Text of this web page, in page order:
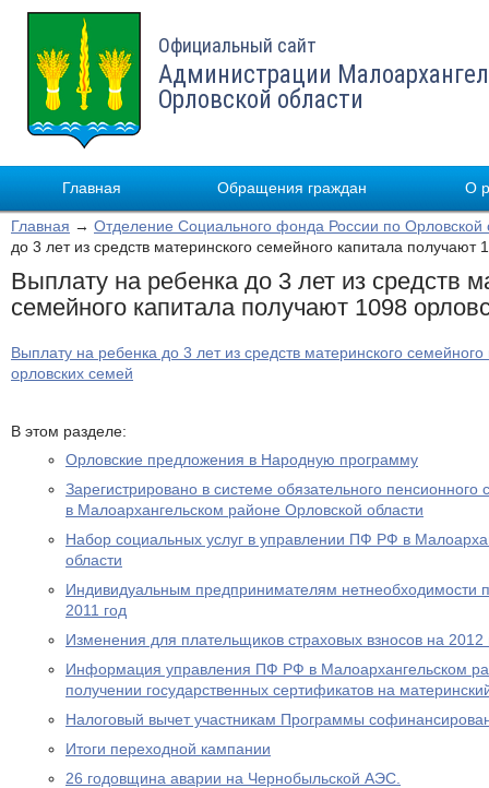
Официальный сайт
Администрации
Орловской области
Главная Обращения граждан О
Главная → Отделение Социального фонда России по Орловской
до 3 лет из средств материнского семейного капитала получают
Выплату на ребенка до 3 лет из средств
семейного капитала получают 1098
Выплату на ребенка до 3 лет из средств материнского
орловских семей
В этом разделе:
Орловские предложения в Народную программу
Зарегистрировано в системе обязательного
в Малоархангельском районе Орловской области
Набор социальных услуг в управлении ПФ РФ в
области
Индивидуальным предпринимателям нетнеобходимости
2011 год
Изменения для плательщиков страховых взносов на 2012
Информация управления ПФ РФ в Малоархангельском
получении государственных сертификатов на
Налоговый вычет участникам Программы
Итоги переходной кампании
26 годовщина аварии на Чернобыльской АЭС.